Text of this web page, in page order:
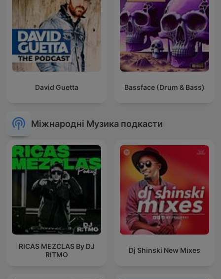
David Guetta Bassface (Drum & Bass)
Міжнародні Музика подкасти
RICAS MEZCLAS By DJ
RITMO
Dj Shinski New Mixes